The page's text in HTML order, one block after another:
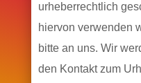
urheberrechtlich
hiervon verwenden
bitte an uns. Wir
den Kontakt zum